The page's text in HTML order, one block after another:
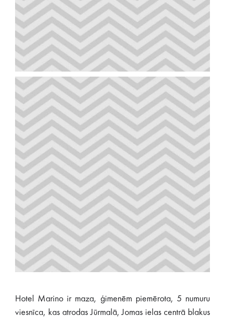
Hotel Marino ir maza, ģimenēm piemērota, 5 numuru
viesnīca, kas atrodas Jūrmalā, Jomas ielas centrā blakus